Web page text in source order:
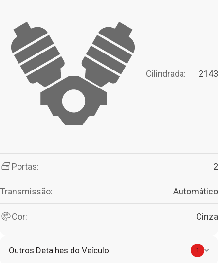
Cilindrada: 2143
Portas: 2
Transmissão: Automático
Cor: Cinza
Outros Detalhes do Veículo 1